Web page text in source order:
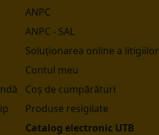
ANPC
ANPC - SAL
Soluționarea online a litigiilor
Contul meu
Coș de cumpărături
Produse resigilate
Catalog electronic UTB